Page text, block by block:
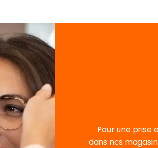
Pour une prise
dans nos